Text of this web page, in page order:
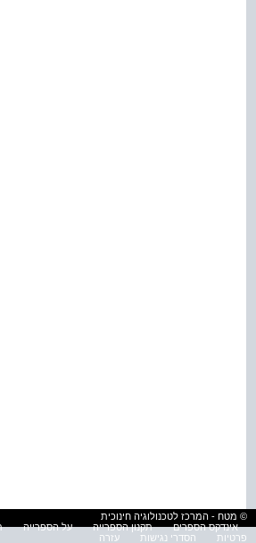
© מטח - המרכז לטכנולוגיה חינוכית
אינדקס הספרים
תקנון הספרייה על הספרייה
פרטיות
הסדרי נגישות עזרה